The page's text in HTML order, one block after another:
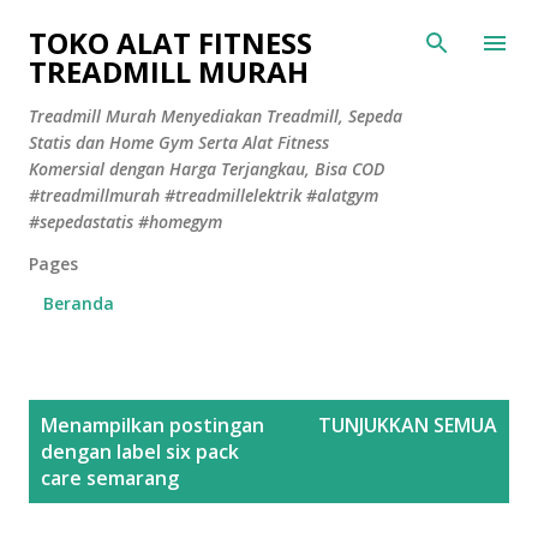
Langsung ke konten utama
TOKO ALAT FITNESS
TREADMILL MURAH
Treadmill Murah Menyediakan Treadmill, Sepeda
Statis dan Home Gym Serta Alat Fitness
Komersial dengan Harga Terjangkau, Bisa COD
#treadmillmurah #treadmillelektrik #alatgym
#sepedastatis #homegym
Pages
Beranda
Menampilkan postingan
dengan label six pack
care semarang
TUNJUKKAN SEMUA